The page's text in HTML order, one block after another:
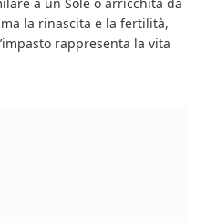
la rinascita e la fertilità,
rappresenta la vita